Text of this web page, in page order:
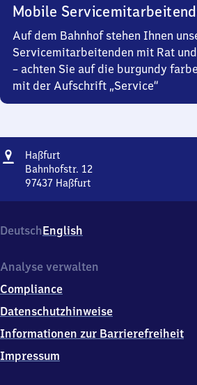
Mobile
Auf dem Bahnhof stehen Ihnen
Servicemitarbeitenden mit Rat
– achten Sie auf die burgundy
mit der Aufschrift „Service“
Adresse
Haßfurt
Bahnhofstr. 12
97437 Haßfurt
12,
9
4
7
Haßfurt
DeutschEnglish
Analyse verwalten
Compliance
Datenschutzhinweise
Informationen zur Barrierefreiheit
Impressum